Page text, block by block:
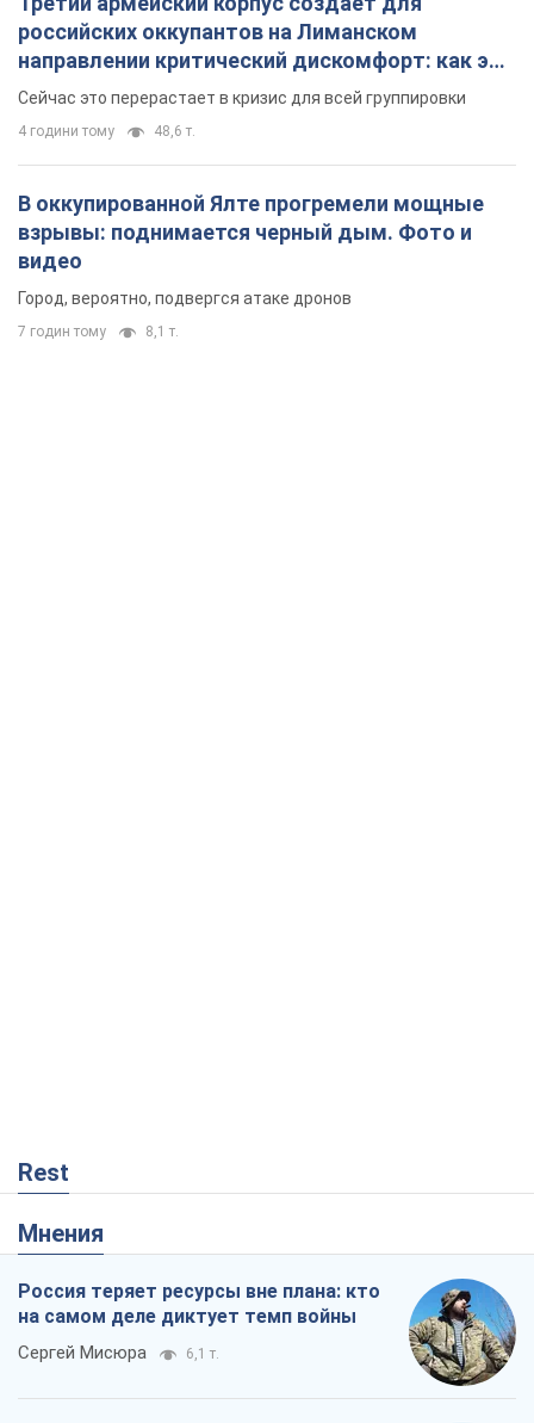
российских оккупантов на Лиманском
направлении критический дискомфорт: как это
удалось
Сейчас это перерастает в кризис для всей группировки
4 години тому 48,6 т.
В оккупированной Ялте прогремели мощные
взрывы: поднимается черный дым. Фото и
видео
Город, вероятно, подвергся атаке дронов
7 годин тому 8,1 т.
Rest
Мнения
Россия теряет ресурсы вне плана: кто
на самом деле диктует темп войны
Сергей Мисюра 6,1 т.